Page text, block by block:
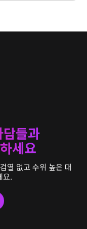
들과
세요
열 없고 수위 높은 대
요.